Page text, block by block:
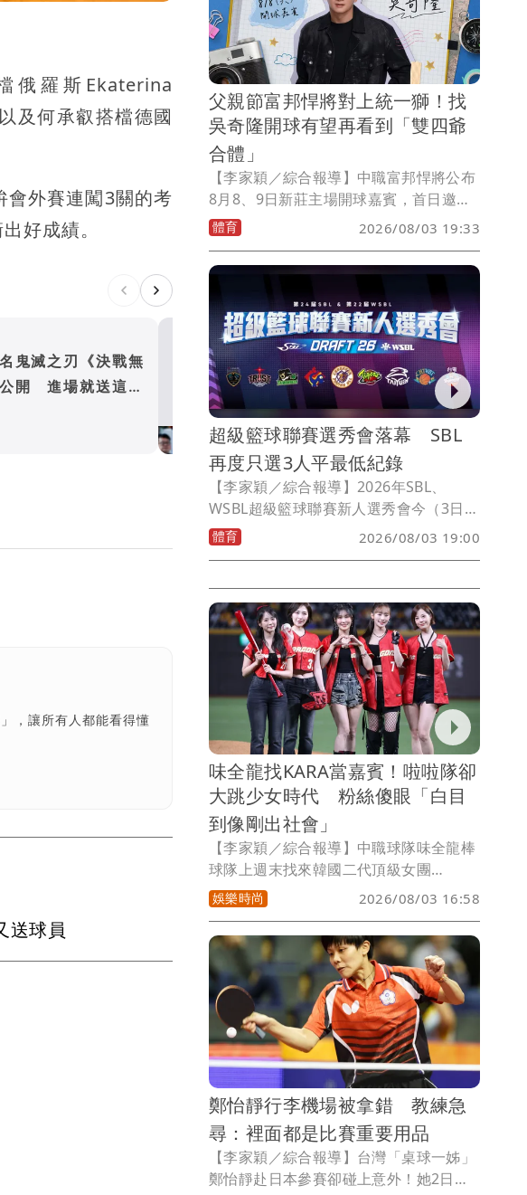
俄羅斯Ekaterina
及何承叡搭檔德國
會外賽連闖3關的考
好成績。
鬼滅之刃《決戰無
開 進場就送這些
CBA雙雄都要回台打球？中
媒體爆TPBL球隊開出歷史天
陳盈駿
體育
，讓所有人都能看得懂
送球員
父親節富邦悍將對上統一獅！找
吳奇隆開球有望再看到「雙四爺
合體」
【李家穎／綜合報導】中職富邦悍將公布
8月8、9日新莊主場開球嘉賓，首日邀來
藝人吳奇隆擔任開球嘉賓，隔天則由剛締
造羽壇新紀錄的台灣羽球一哥周天成登上
投手丘，兩天分別由演藝圈與體壇重量級
台話題十足。
體育 2026/08/03 19:33
超級籃球聯賽選秀會落幕 SBL
再度只選3人平最低紀錄
【李家穎／綜合報導】2026年SBL、
WSBL超級籃球聯賽新人選秀會今（3日）
下午登場，兩大聯賽共37名球員投入選
秀，其中WSBL共有6名女將獲選，而SBL
獲選的史上最低紀錄。最受矚目的SBL狀
元由凱薩基隆黑鳶選進206公分政治大學
長人莫斯塔發，而日前已在TPBL選秀會
首輪第3順位獲中信特攻指名的郭嘉安，
也再次獲得台啤青睞，成為本屆話題人
物。
體育 2026/08/03 19:00
味全龍找KARA當嘉賓！啦啦隊卻
大跳少女時代 粉絲傻眼「白目
到像剛出社會」
【李家穎／綜合報導】中職球隊味全龍棒
球隊上週末找來韓國二代頂級女團
「KARA」（카라）當壓軸日嘉賓，原本
大眾感動回憶湧現，卻有不少粉絲拍下並
指出，當天啦啦隊小龍女集體跳少女時代
的歌，KARA甚至在場邊看著這樣的表
演，讓粉絲氣炸認為太沒禮貌，「表演同
期競爭女團的歌，白目到像剛出社會」。
娛樂時尚 2026/08/03 16:58
鄭怡靜行李機場被拿錯 教練急
尋：裡面都是比賽重要用品
【李家穎／綜合報導】台灣「桌球一姊」
鄭怡靜赴日本參賽卻碰上意外！她2日搭